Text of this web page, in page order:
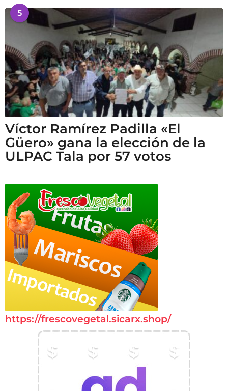
5
Víctor Ramírez Padilla «El
Güero» gana la elección de la
ULPAC Tala por 57 votos
https://frescovegetal.sicarx.shop/